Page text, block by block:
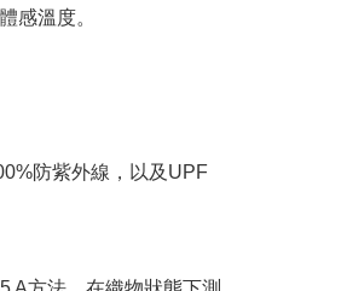
感溫度。
防紫外線，以及UPF